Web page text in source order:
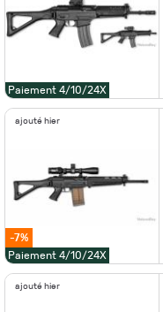
Paiement 4/10/24X
ajouté hier
-7%
Paiement 4/10/24X
ajouté hier